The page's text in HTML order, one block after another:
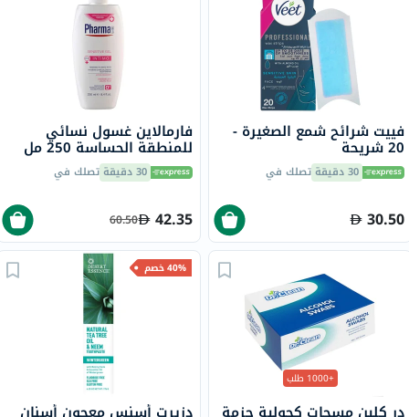
فييت شرائح شمع الصغيرة -
20 شريحة
30 دقيقة تصلك في
30.50
فارمالاين غسول نسائي
للمنطقة الحساسة 250 مل
30 دقيقة تصلك في
42.35
60.50
+1000 طلب
40% خصم